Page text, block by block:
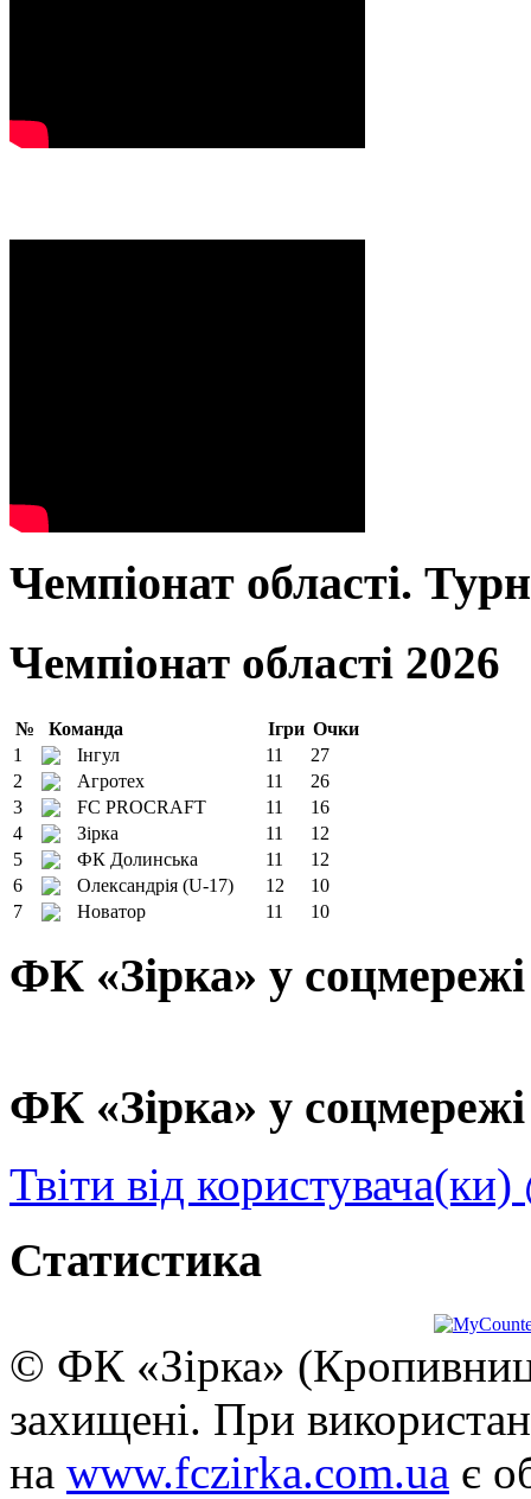
Чемпіонат області.
Чемпіонат області 2026
№ Команда Ігри Очки
1
Інгул 11
27
2
Агротех 11
26
3
FC PROCRAFT 11
16
4
Зірка 11
12
5
ФК Долинська 11
12
6
Олександрія (U-17) 12
10
7
Новатор 11 10
ФК «Зірка» у
ФК «Зірка» у
Твіти від
Статистика
© ФК «Зірка»
захищені. При
на www.fczirka.com.ua є